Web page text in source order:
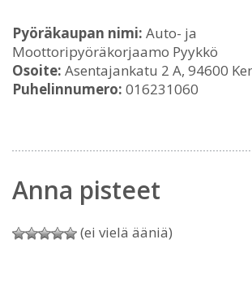
Pyöräkaupan nimi: Auto- ja
Moottoripyöräkorjaamo Pyykkö
Osoite: Asentajankatu 2 A, 94600
Puhelinnumero: 016231060
Anna pisteet
(ei vielä ääniä)